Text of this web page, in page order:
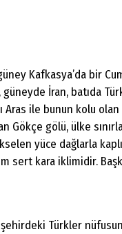
Kafkasya’da bir
İran, batıda
Aras ile bunun kolu olan
Gökçe gölü, ülke
yüce dağlarla
sert kara iklimidir.
Türkler